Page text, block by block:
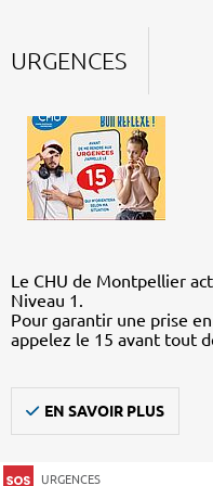
URGENCES
Le CHU de Montpellier
Niveau 1.
Pour garantir une prise
appelez le 15 avant tout
EN SAVOIR PLUS
URGENCES